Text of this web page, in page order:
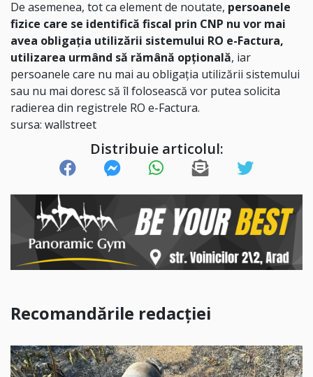
De asemenea, tot ca element de noutate, persoanele
fizice care se identifică fiscal prin CNP nu vor mai
avea obligația utilizării sistemului RO e-Factura,
utilizarea urmând să rămână opțională, iar
persoanele care nu mai au obligația utilizării sistemului
sau nu mai doresc să îl folosească vor putea solicita
radierea din registrele RO e-Factura.
sursa: wallstreet
Distribuie articolul:
Recomandările redacției